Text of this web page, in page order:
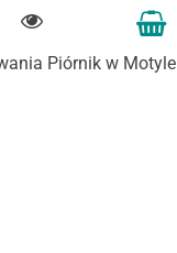
Piórnik w Motyle